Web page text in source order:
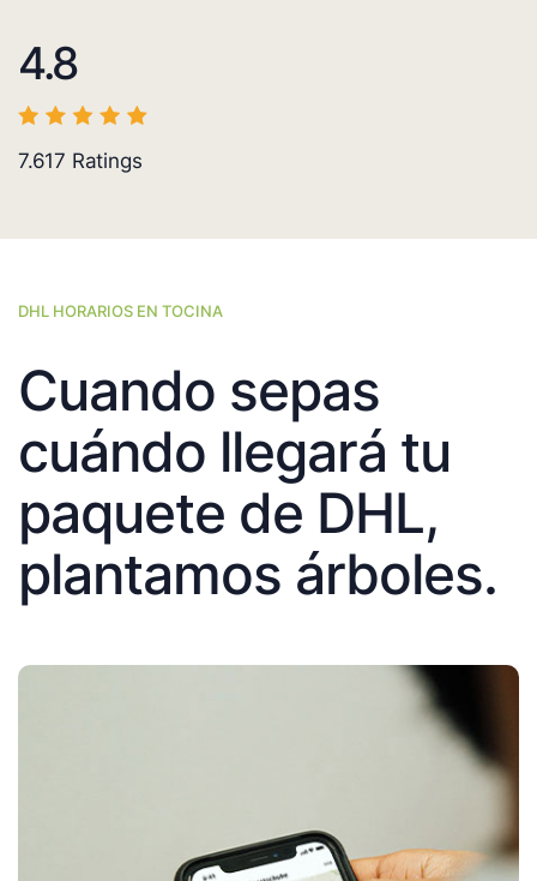
4.8
7.617 Ratings
DHL HORARIOS EN TOCINA
Cuando sepas
cuándo llegará tu
paquete de DHL,
plantamos árboles.